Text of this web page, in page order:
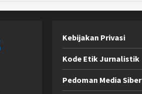
Kebijakan Privasi
Kode Etik Jurnalistik
Pedoman Media Siber